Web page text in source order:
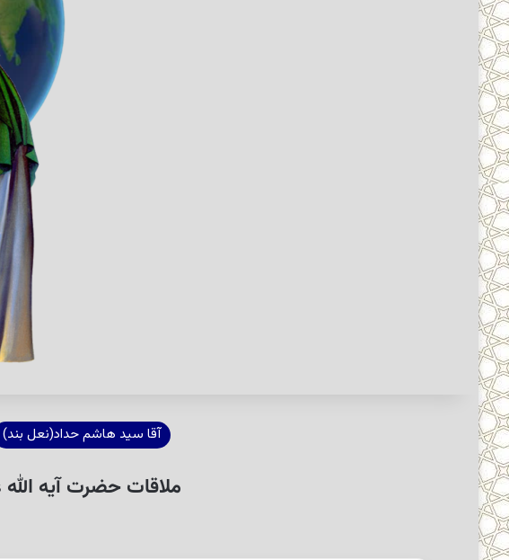
آقا سید هاشم حداد(نعل بند)
ملاقات حضرت آیه